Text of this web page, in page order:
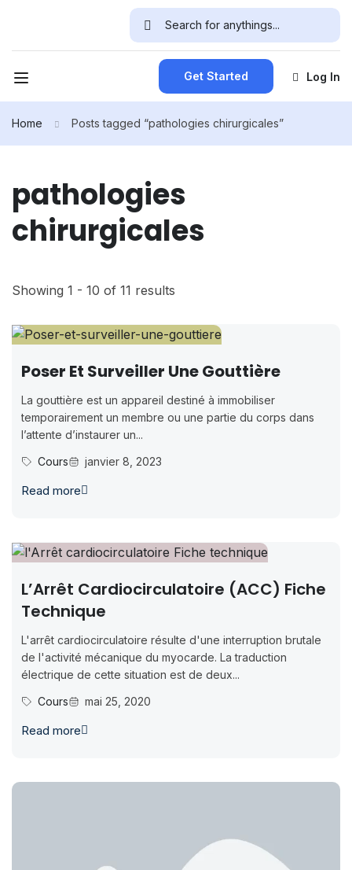
Get Started Log In
Home Posts tagged “pathologies chirurgicales”
pathologies
chirurgicales
Showing 1 - 10 of 11 results
Poser Et Surveiller Une Gouttière
La gouttière est un appareil destiné à immobiliser
temporairement un membre ou une partie du corps dans
l’attente d’instaurer un...
Cours
janvier 8, 2023
Read more
L’Arrêt Cardiocirculatoire (ACC) Fiche
Technique
L'arrêt cardiocirculatoire résulte d'une interruption brutale
de l'activité mécanique du myocarde. La traduction
électrique de cette situation est de deux...
Cours
mai 25, 2020
Read more